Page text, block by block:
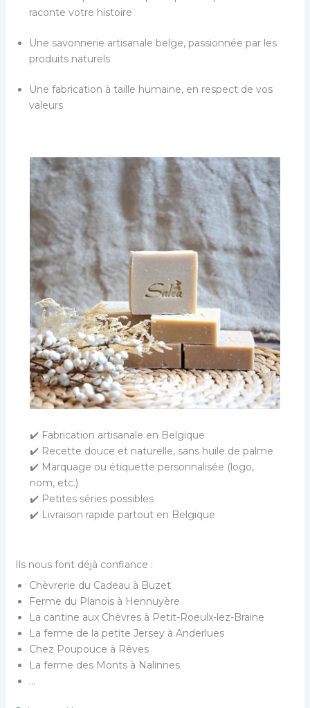
raconte votre histoire
Une savonnerie artisanale belge, passionnée par les
produits naturels
Une fabrication à taille humaine, en respect de vos
valeurs
✔️ Fabrication artisanale en Belgique
✔️ Recette douce et naturelle, sans huile de palme
✔️ Marquage ou étiquette personnalisée (logo,
nom, etc.)
✔️ Petites séries possibles
✔️ Livraison rapide partout en Belgique
Ils nous font déjà confiance :
Chèvrerie du Cadeau à Buzet
Ferme du Planois à Hennuyère
La cantine aux Chèvres à Petit-Roeulx-lez-Braine
La ferme de la petite Jersey à Anderlues
Chez Poupouce à Rêves
La ferme des Monts à Nalinnes
…